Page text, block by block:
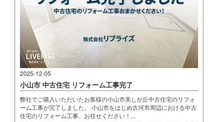
2025-12-05
小山市 中古住宅 リフォーム工事完了
弊社でご購入いただいたお客様の小山市美しが丘中古住宅のリフォ
ーム工事が完了しました。 小山市をはじめ古河市周辺における中古
住宅のリフォーム工事、お任せください！...